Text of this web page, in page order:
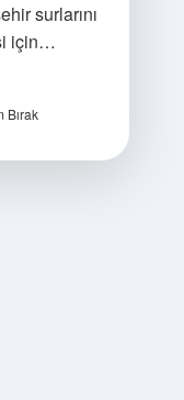
surlarını
için…
Bırak